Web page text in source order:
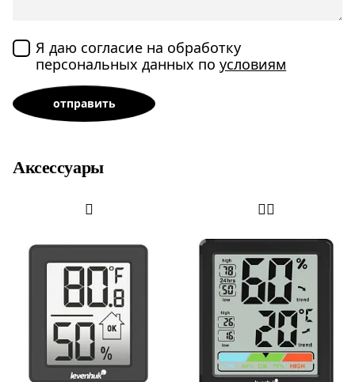
Я даю согласие на обработку
персональных данных поусловиям
Аксессуары